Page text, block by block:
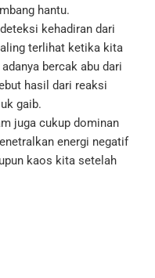
hantu.
kehadiran dari
terlihat ketika kita
bercak abu dari
hasil dari reaksi
gaib.
juga cukup dominan
energi negatif
kaos kita setelah